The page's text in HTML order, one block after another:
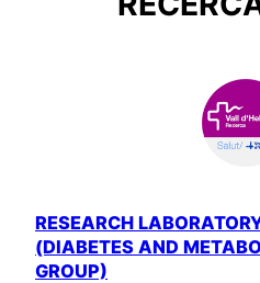
RESEARCH
(DIABETES AND
GROUP)